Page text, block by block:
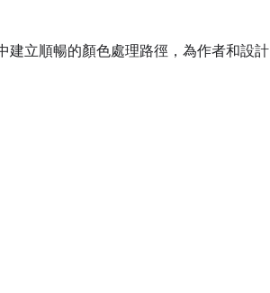
建立順暢的顏色處理路徑，為作者和設計